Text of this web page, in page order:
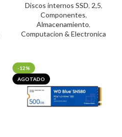
Discos internos SSD, 2,5,
Componentes,
Almacenamiento,
Computacion & Electronica
-12%
AGOTADO